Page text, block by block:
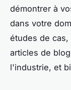
démontrer à
dans votre
études de
articles de
l'industrie, et